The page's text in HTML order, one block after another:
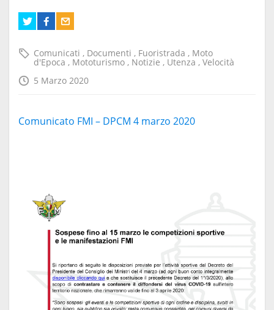
Comunicati , Documenti , Fuoristrada , Moto
d'Epoca , Mototurismo , Notizie , Utenza , Velocità
5 Marzo 2020
Comunicato FMI – DPCM 4 marzo 2020